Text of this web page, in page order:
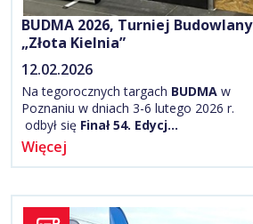
BUDMA 2026, Turniej Budowlany
„Złota Kielnia”
12.02.2026
Na tegorocznych targach BUDMA w
Poznaniu w dniach 3-6 lutego 2026 r.
odbył się Finał 54. Edycj…
Więcej